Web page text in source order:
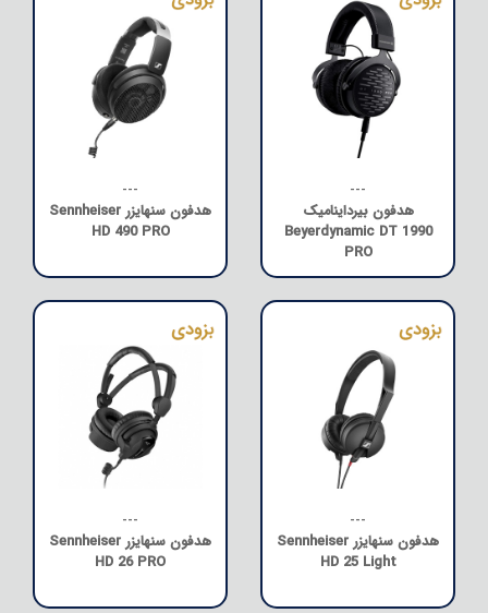
---
هدفون بیرداینامیک
Beyerdynamic DT 1990
PRO
---
هدفون سنهایزر Sennheiser
HD 490 PRO
---
هدفون سنهایزر Sennheiser
HD 25 Light
---
هدفون سنهایزر Sennheiser
HD 26 PRO